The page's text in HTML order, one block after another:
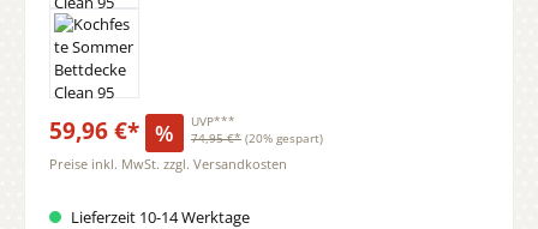
59,96 €* %
UVP***
74,95 €* (20% gespart)
Preise inkl. MwSt. zzgl. Versandkosten
Lieferzeit 10-14 Werktage